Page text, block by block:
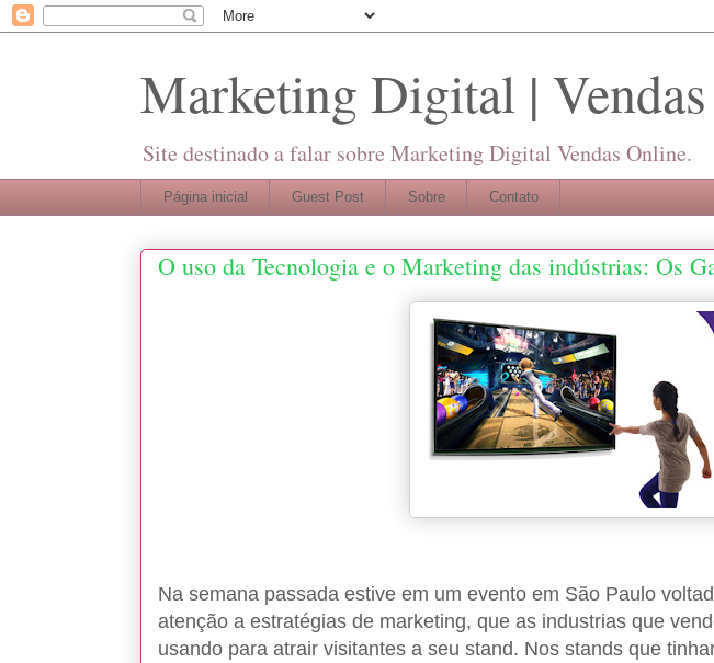
Marketing Digital |
Site destinado a falar sobre Marketing Digital Vendas Online.
Página inicial Guest Post Sobre Contato
O uso da Tecnologia e o Marketing das indústrias: Os
Na semana passada estive em um evento em São Paulo
atenção a estratégias de marketing, que as industrias que
usando para atrair visitantes a seu stand. Nos stands que